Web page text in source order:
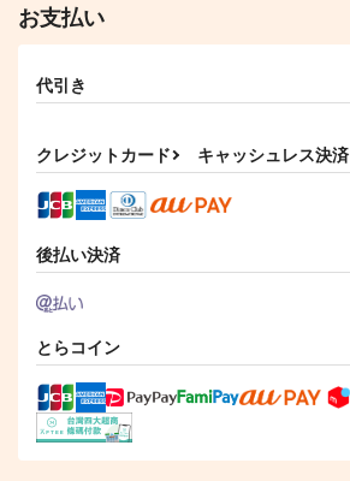
お支払い
代引き
クレジットカード キャッシュレス決済
後払い決済
とらコイン